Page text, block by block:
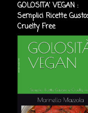
GOLOSITA' VEGAN :
Semplici Ricette
Cruelty Free